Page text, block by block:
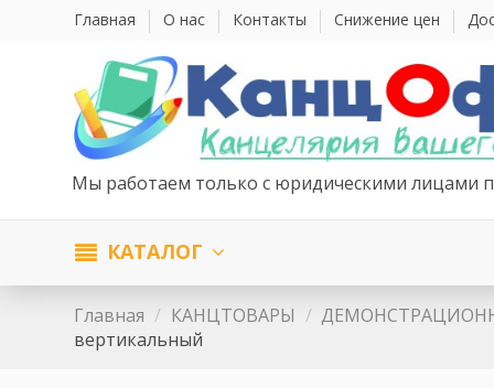
Главная О нас Контакты Снижение цен
Мы работаем только с юридическими лицами
КАТАЛОГ
Главная КАНЦТОВАРЫ
вертикальный